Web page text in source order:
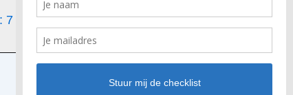
7 tips voor ZZPers